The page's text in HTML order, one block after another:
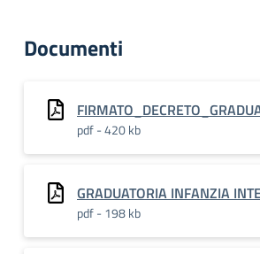
Documenti
pdf - 420 kb
GRADUATORIA INFANZIA
pdf - 198 kb